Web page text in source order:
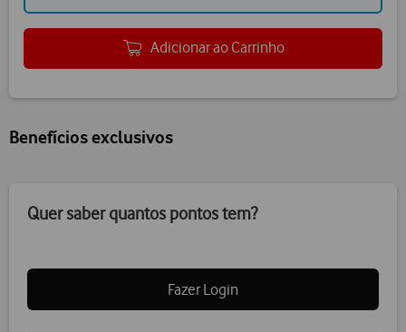
Adicionar ao Carrinho
Benefícios exclusivos
Quer saber quantos pontos tem?
Fazer Login